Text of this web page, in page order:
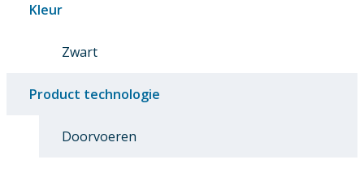
Kleur
Zwart
Product technologie
Doorvoeren